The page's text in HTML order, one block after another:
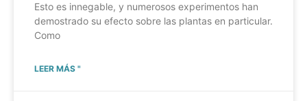
Esto es innegable, y numerosos experimentos han
demostrado su efecto sobre las plantas en particular.
Como
LEER MÁS "